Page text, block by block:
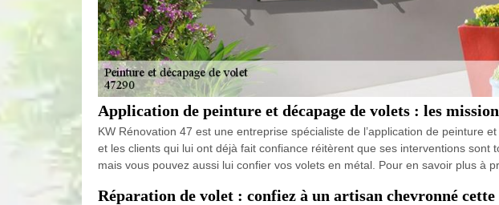
Application de peinture et décapage de volets : les
KW Rénovation 47 est une entreprise spécialiste de l’application de peinture
et les clients qui lui ont déjà fait confiance réitèrent que ses interventions
mais vous pouvez aussi lui confier vos volets en métal. Pour en savoir plus à
Réparation de volet : confiez à un artisan chevronné cette